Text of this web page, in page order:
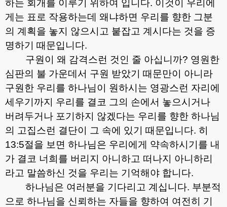
하는 회개를 이루기 위하여 입니다. 이것이 우리에
게는 표로 작용하는데 왜냐하면 우리를 향한 그분
의 계획을 놓지 않으시고 붙잡고 계시다는 것을 증
명하기 때문입니다.
구원이 왜 감격스런 것인 줄 아십니까? 영원한
심판의 불 가운데서 구원 받았기 때문만이 아니라
구원한 우리를 하나님이 원하시는 영광스런 자리에
세우기까지 우리를 결코 그의 손에서 놓으시거나
버려두거나 포기하지 않겠다는 우리를 향한 하나님
의 고집스런 결단이 그 속에 있기 때문입니다. 히
13:5절을 보면 하나님은 우리에게 약속하시기를 내
가 결코 너희를 버리지 아니하고 떠나지 아니하리
라고 말씀하신 것을 우리는 기억해야 합니다.
하나님은 여러분을 기다리고 계십니다. 부분적
으로 하나님을 신뢰하는 자들을 향하여 여전히 기